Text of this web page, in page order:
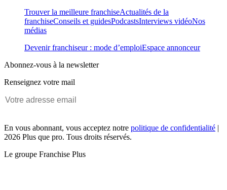
Trouver la meilleure franchiseActualités de la
franchiseConseils et guidesPodcastsInterviews vidéoNos
médias
Devenir franchiseur : mode d’emploiEspace annonceur
Abonnez-vous à la newsletter
Renseignez votre mail
En vous abonnant, vous acceptez notre politique de confidentialité |
2026 Plus que pro. Tous droits réservés.
Le groupe Franchise Plus